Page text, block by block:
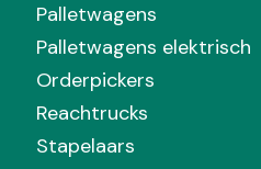
Palletwagens
Palletwagens elektrisch
Orderpickers
Reachtrucks
Stapelaars